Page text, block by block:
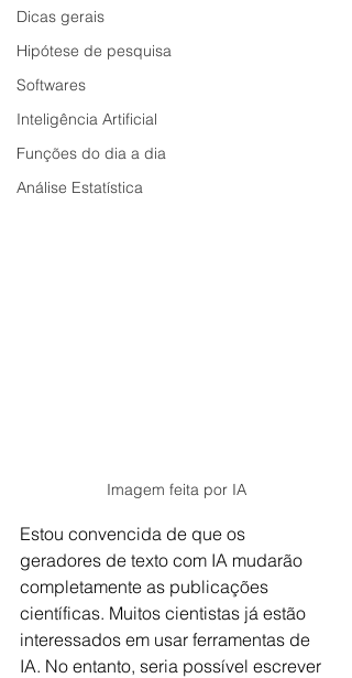
Dicas gerais
Hipótese de pesquisa
Softwares
Inteligência Artificial
Funções do dia a dia
Análise Estatística
Imagem feita por IA
Estou convencida de que os
geradores de texto com IA mudarão
completamente as publicações
científicas. Muitos cientistas já estão
interessados em usar ferramentas de
IA. No entanto, seria possível escrever